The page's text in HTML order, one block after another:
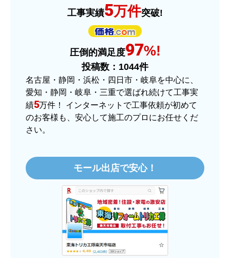
商品の梱包は必要十分なものでしたか？
またこのショップを利用したいですか？
はい
【注文商品】ヒーター・ストーブ 【注
文時期】2025年11月頃（モバイルから）
【このショップを選んだ理由は？】
【注文からどのくらいで届きましたか？】
3日程で届きました。発送作業が早かったです。
【その他感想・コメント】
大手ネットショップよりも結構安いところで買う
のは不安でしたが、発送もかなり早くて、梱包も
丁寧でした。
工事実績5万件突破!
圧倒的満足度97%!
投稿数： 1044件
名古屋・静岡・浜松・四日市・岐阜を中心に、
愛知・静岡・岐阜・三重で選ばれ続けて工事実
績5万件！ インターネットで工事依頼が初めて
のお客様も、安心して施工のプロにお任せくだ
さい。
モール出店で安心！